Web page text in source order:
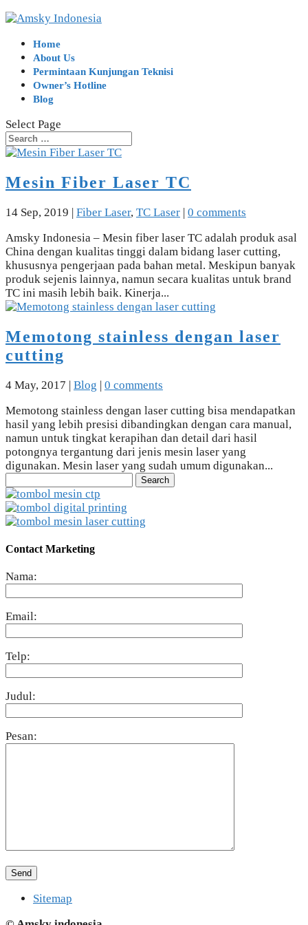
Home
About Us
Permintaan Kunjungan Teknisi
Owner’s Hotline
Blog
Select Page
Mesin Fiber Laser TC
14 Sep, 2019 | Fiber Laser, TC Laser | 0 comments
Amsky Indonesia – Mesin fiber laser TC adalah produk asal
China dengan kualitas tinggi dalam bidang laser cutting,
khususnya pengerjaan pada bahan metal. Meskipun banyak
produk sejenis lainnya, namun secara kualitas untuk brand
TC ini masih lebih baik. Kinerja...
Memotong stainless dengan laser
cutting
4 May, 2017 | Blog | 0 comments
Memotong stainless dengan laser cutting bisa mendapatkan
hasil yang lebih presisi dibandingkan dengan cara manual,
namun untuk tingkat kerapihan dan detail dari hasil
potongnya tergantung dari jenis mesin laser yang
digunakan. Mesin laser yang sudah umum digunakan...
for:
Contact Marketing
Nama:
Email:
Telp:
Judul:
Pesan:
Sitemap